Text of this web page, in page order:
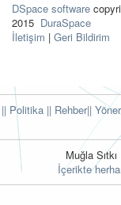
DSpace software
2015 DuraSpace
İletişim | Geri Bildirim
|| Politika || Rehber||
Muğla
İçerikte